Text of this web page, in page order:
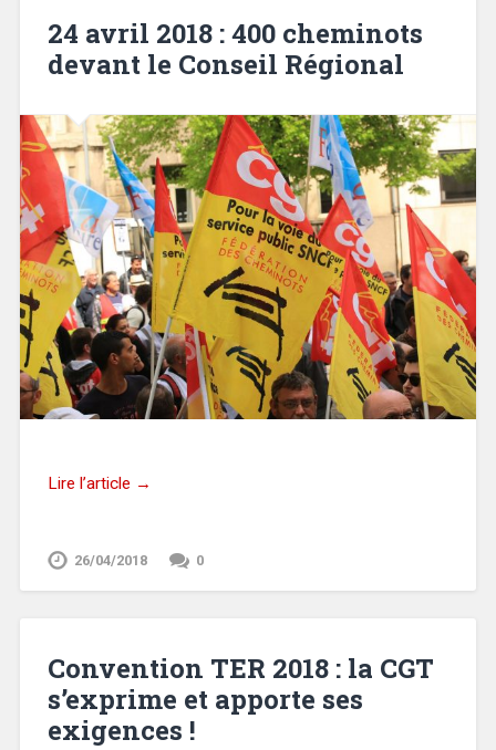
24 avril 2018 : 400 cheminots
devant le Conseil Régional
Lire l’article →
26/04/2018 0
Convention TER 2018 : la CGT
s’exprime et apporte ses
exigences !